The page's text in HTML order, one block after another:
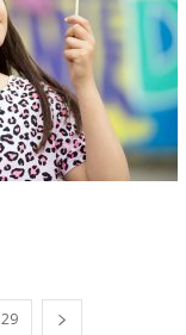
29